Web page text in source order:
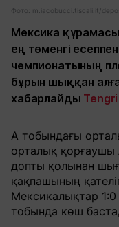
Фото: m.iacobucci.tiscali.it/
Мексика
ең төменгі
чемпионатының
бұрын шыққан
хабарлайды
А тобындағы
орталық
допты қолынан
қақпашының
Мексикалықтар 1:0
тобында көш